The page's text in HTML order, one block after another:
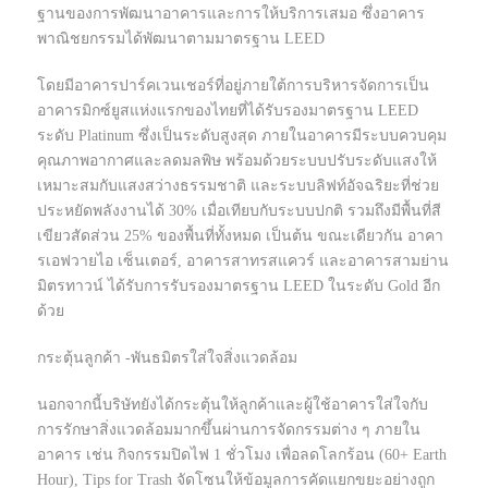
ฐานของการพัฒนาอาคารและการให้บริการเสมอ ซึ่งอาคาร
พาณิชยกรรมได้พัฒนาตามมาตรฐาน LEED
โดยมีอาคารปาร์คเวนเชอร์ที่อยู่ภายใต้การบริหารจัดการเป็น
อาคารมิกซ์ยูสแห่งแรกของไทยที่ได้รับรองมาตรฐาน LEED
ระดับ Platinum ซึ่งเป็นระดับสูงสุด ภายในอาคารมีระบบควบคุม
คุณภาพอากาศและลดมลพิษ พร้อมด้วยระบบปรับระดับแสงให้
เหมาะสมกับแสงสว่างธรรมชาติ และระบบลิฟท์อัจฉริยะที่ช่วย
ประหยัดพลังงานได้ 30% เมื่อเทียบกับระบบปกติ รวมถึงมีพื้นที่สี
เขียวสัดส่วน 25% ของพื้นที่ทั้งหมด เป็นต้น ขณะเดียวกัน อาคา
รเอฟวายไอ เซ็นเตอร์, อาคารสาทรสแควร์ และอาคารสามย่าน
มิตรทาวน์ ได้รับการรับรองมาตรฐาน LEED ในระดับ Gold อีก
ด้วย
กระตุ้นลูกค้า -พันธมิตรใส่ใจสิ่งแวดล้อม
นอกจากนี้บริษัทยังได้กระตุ้นให้ลูกค้าและผู้ใช้อาคารใส่ใจกับ
การรักษาสิ่งแวดล้อมมากขึ้นผ่านการจัดกรรมต่าง ๆ ภายใน
อาคาร เช่น กิจกรรมปิดไฟ 1 ชั่วโมง เพื่อลดโลกร้อน (60+ Earth
Hour), Tips for Trash จัดโซนให้ข้อมูลการคัดแยกขยะอย่างถูก